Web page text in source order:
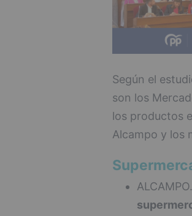
Según el
son los
los productos
Alcampo y los